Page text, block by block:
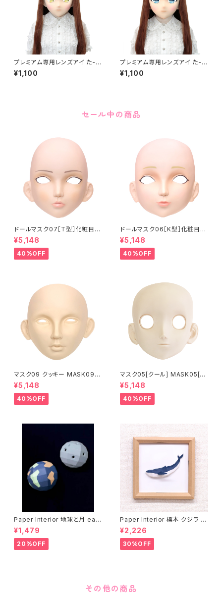
プレミアム専用レンズアイ た-イ
エロー Premium Lens Eye T
A-Yellow
¥1,100
プレミアム専用レンズアイ た-ブ
ルー Premium Lens Eye TA
-Blue
¥1,100
セール中の商品
ドールマスク07［T型］化粧目穴
処理済 MASK07 [DOLL T] O
pening eye hole and make
up
¥5,148
40%OFF
ドールマスク06［K型］化粧目穴
処理 MASK06 [DOLL K] Op
ening eye hole and make
up
¥5,148
40%OFF
マスク09 クッキー MASK09
“COOKIE”
¥5,148
40%OFF
マスク05[クール] MASK05[C
OOL]
¥5,148
40%OFF
Paper Interior 地球と月 eart
h and moon
¥1,479
20%OFF
Paper Interior 標本 クジラ s
pecimen whale
¥2,226
30%OFF
その他の商品